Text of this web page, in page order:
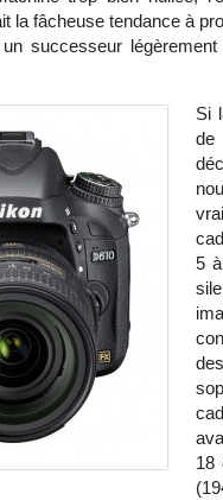
la fâcheuse tendance à
successeur
Si
de
5
18